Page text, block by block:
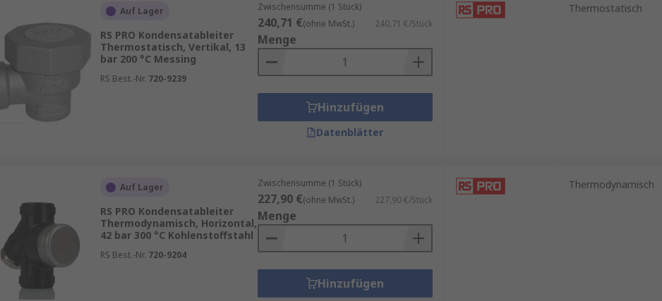
Auf Lager
RS PRO Kondensatableiter
Thermostatisch, Vertikal, 13
bar 200 °C Messing
RS Best.-Nr. 720-9239
Zwischensumme (1 Stück)
240,71 €(ohne MwSt.) 240,71 €/Stück
Menge
Hinzufügen
Datenblätter
Thermostatisch
Auf Lager
RS PRO Kondensatableiter
Thermodynamisch, Horizontal,
42 bar 300 °C Kohlenstoffstahl
RS Best.-Nr. 720-9204
Zwischensumme (1 Stück)
227,90 €(ohne MwSt.) 227,90 €/Stück
Menge
Hinzufügen
Thermodynamisch